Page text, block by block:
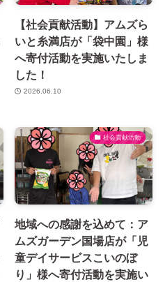
【社会貢献活動】アムズら
いと糸満店が「袋中園」様
へ寄付活動を実施いたしま
した！
2026.06.10
社会貢献活動
地域への感謝を込めて：ア
ムズガーデン国場店が「児
童デイサービスこいのぼ
り」様へ寄付活動を実施い